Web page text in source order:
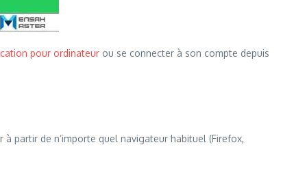
pour ordinateur ou se connecter à son compte depuis
partir de n’importe quel navigateur habituel (Firefox,